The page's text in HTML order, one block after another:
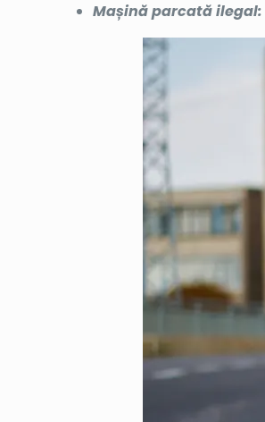
Mașină parcată ilegal: